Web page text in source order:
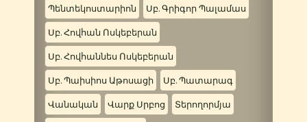
Պենտեկոստարիոն Սբ. Գրիգոր Պալամաս
Սբ. Հովհան Ոսկեբերան
Սբ. Հովհաննես Ոսկեբերան
Սբ. Պաիսիոս Աթոսացի Սբ. Պատարագ
Վանական Վարք Սրբոց Տերողորմյա